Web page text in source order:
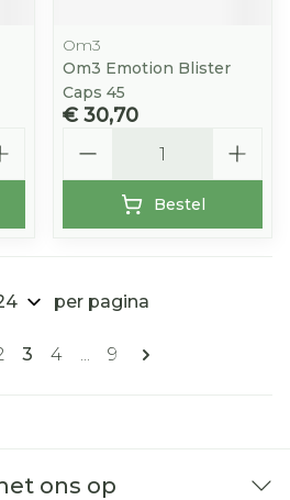
Om3
Om3 Emotion Blister
Caps 45
€ 30,70
Bestel
Pagina's
U lees momenteel pagina
3 Pagina
4 ... Pagina
9
per pagina
ons op